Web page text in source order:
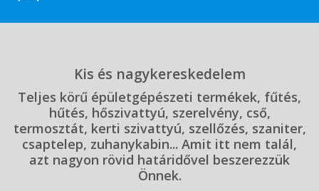
Kis és nagykereskedelem
Teljes körű épületgépészeti termékek, fűtés,
hűtés, hőszivattyú, szerelvény, cső,
termosztát, kerti szivattyú, szellőzés, szaniter,
csaptelep, zuhanykabin... Amit itt nem talál,
azt nagyon rövid határidővel beszerezzük
Önnek.